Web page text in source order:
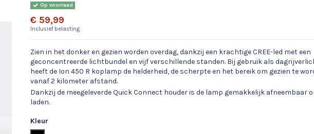
Op voorraad
€ 59,99
Inclusief belasting
Zien in het donker en gezien worden overdag, dankzij een krachtige CREE-led met een
geconcentreerde lichtbundel en vijf verschillende standen. Bij gebruik als
heeft de Ion 450 R koplamp de helderheid, de scherpte en het bereik om gezien te
vanaf 2 kilometer afstand.
Dankzij de meegeleverde Quick Connect houder is de lamp gemakkelijk afneembaar
laden.
Kleur